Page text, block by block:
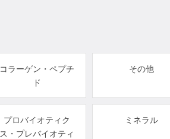
コラーゲン・ペプチ
ド
その他
プロバイオティク
ス・プレバイオティ
ミネラル